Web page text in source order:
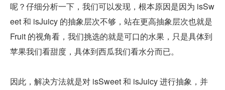
呢？仔细分析一下，我们可以发现，根本原因是因为 isSw
eet 和 isJuicy 的抽象层次不够，站在更高抽象层次也就是
Fruit 的视角看，我们挑选的就是可口的水果，只是具体到
苹果我们看甜度，具体到西瓜我们看水分而已。
因此，解决方法就是对 isSweet 和 isJuicy 进行抽象，并